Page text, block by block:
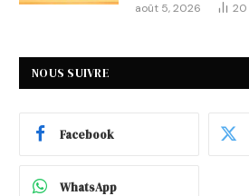
août 5, 2026 20
NOUS SUIVRE
Facebook
WhatsApp